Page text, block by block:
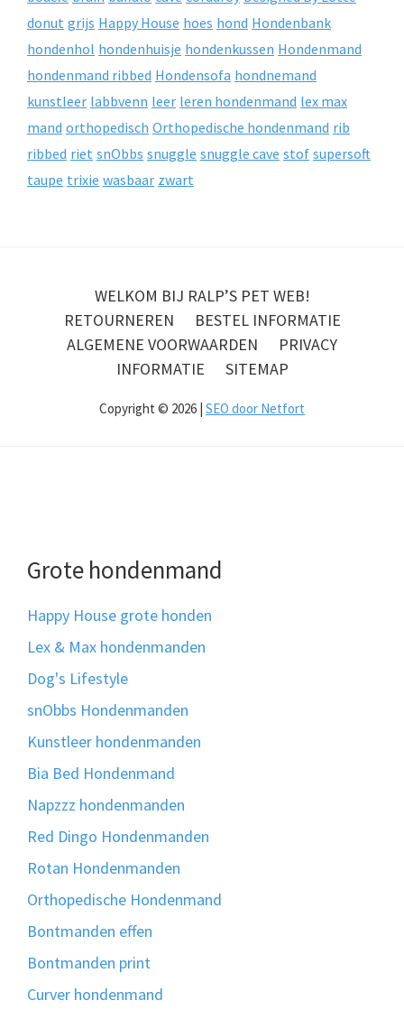
donut grijs Happy House hoes hond Hondenbank
hondenhol hondenhuisje hondenkussen Hondenmand
hondenmand ribbed Hondensofa hondnemand
kunstleer labbvenn leer leren hondenmand lex max
mand orthopedisch Orthopedische hondenmand rib
ribbed riet snObbs snuggle snuggle cave stof supersoft
taupe trixie wasbaar zwart
WELKOM BIJ RALP’S PET WEB!
RETOURNEREN
BESTEL INFORMATIE
ALGEMENE VOORWAARDEN
PRIVACY
INFORMATIE
SITEMAP
Copyright © 2026 | SEO door Netfort
Grote hondenmand
Happy House grote honden
Lex & Max hondenmanden
Dog's Lifestyle
snObbs Hondenmanden
Kunstleer hondenmanden
Bia Bed Hondenmand
Napzzz hondenmanden
Red Dingo Hondenmanden
Rotan Hondenmanden
Orthopedische Hondenmand
Bontmanden effen
Bontmanden print
Curver hondenmand